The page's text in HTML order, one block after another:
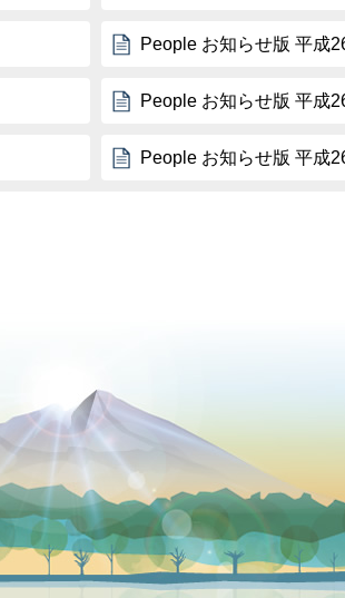
People お知らせ版 平成
People お知らせ版 平成
People お知らせ版 平成